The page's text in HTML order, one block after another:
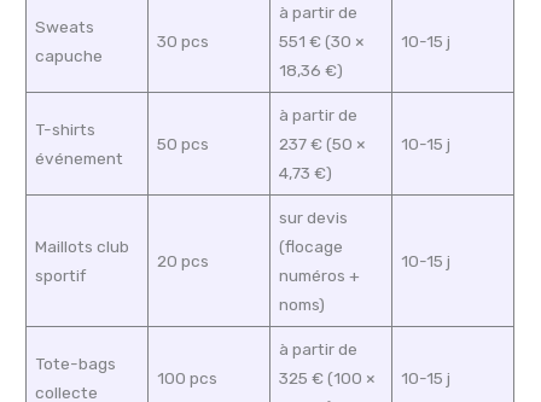
Sweats
capuche
30 pcs
à partir de
551 € (30 ×
18,36 €)
10-15 j
T-shirts
événement
50 pcs
à partir de
237 € (50 ×
4,73 €)
10-15 j
Maillots club
sportif
20 pcs
sur devis
(flocage
numéros +
noms)
10-15 j
Tote-bags
collecte
100 pcs
à partir de
325 € (100 ×
10-15 j